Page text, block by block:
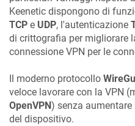
Keenetic dispongono di
TCP e UDP, l'autenticazione
di crittografia per migliorare
connessione VPN per le
Il moderno protocollo
veloce lavorare con la VPN
OpenVPN) senza
del dispositivo.